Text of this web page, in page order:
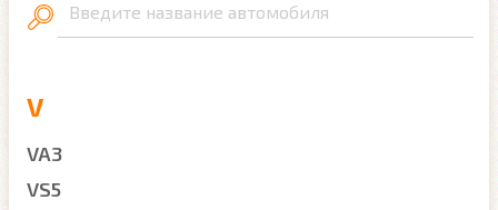
Введите название автомобиля
V
VA3
VS5